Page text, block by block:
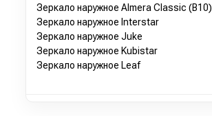
Зеркало наружное Almera Classic (B10)
Зеркало наружное Interstar
Зеркало наружное Juke
Зеркало наружное Kubistar
Зеркало наружное Leaf